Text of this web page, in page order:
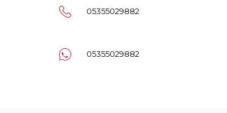
05355029882
05355029882